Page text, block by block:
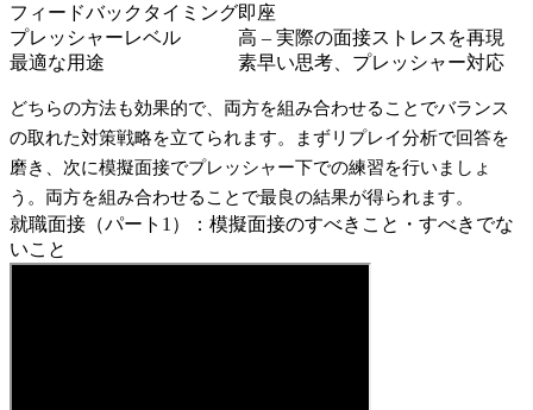
フィードバックタイミング即座
プレッシャーレベル
高 – 実際の面接ストレスを再現
最適な用途
素早い思考、プレッシャー対応
どちらの方法も効果的で、両方を組み合わせることでバランス
の取れた対策戦略を立てられます。まずリプレイ分析で回答を
磨き、次に模擬面接でプレッシャー下での練習を行いましょ
う。両方を組み合わせることで最良の結果が得られます。
就職面接（パート1）：模擬面接のすべきこと・すべきでな
いこと